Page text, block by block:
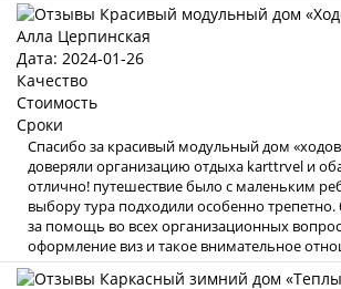
Алла Церпинская
Дата: 2024-01-26
Качество
Стоимость
Сроки
Спасибо за красивый модульный дом
доверяли организацию отдыха karttrvel и
отлично! путешествие было с маленьким
выбору тура подходили особенно
за помощь во всех организационных
оформление виз и такое внимательное